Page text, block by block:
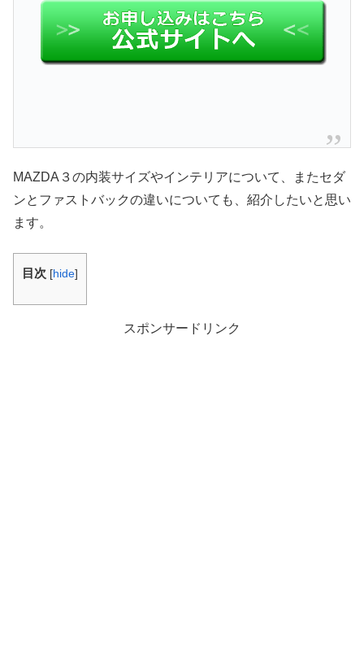
MAZDA３の内装サイズやインテリアについて、またセダ
ンとファストバックの違いについても、紹介したいと思い
ます。
目次 [hide]
スポンサードリンク